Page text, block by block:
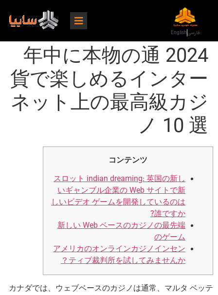
فارسیEnglish
2024 年中に本物の通
貨で楽しめるインター
ネット上の最高級カジ
ノ 10 選
コンテンツ
スロット indian dreaming: 英国の新し
いギャンブル企業の Web サイトで新
しいビデオ ゲームを開発しているのは
誰ですか?
新しい Web ベースのカジノの最先端
のゲーム
アメリカのオンラインカジノインセン
ティブ裁判所を試してみませんか？
カナダでは、ウェブベースのカジノは通常、マルタ ベッテ